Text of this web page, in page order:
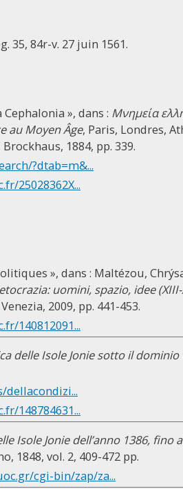
35, 84r-v. 27 juin 1561.
», dans : Μνημεία
au Moyen Âge, Paris, Londres,
1884, pp. 339.
?dtab=m&...
25028362X...
», dans : Maltézou,
uomini, spazio, idee (XIII-
2009, pp. 441-453.
140812091...
delle Isole Jonie sotto il dominio
148784631...
Isole Jonie dell’anno 1386, fino
1848, vol. 2, 409-472 pp.
cgi-bin/zap/za...